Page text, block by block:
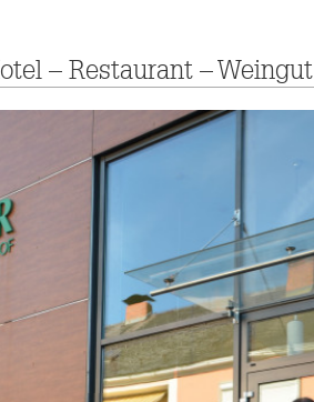
– Restaurant – Weingut